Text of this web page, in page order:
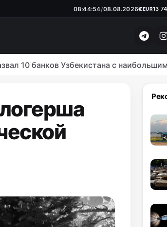
08:44:54/08.08.2026€EUR13
₽RUB
10 банков Узбекистана с наибольшим